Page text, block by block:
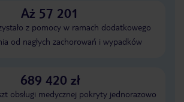
Aż 57 201
z pomocy w ramach dodatkowego
od nagłych zachorowań i wypadków
689 420 zł
obsługi medycznej pokryty jednorazowo